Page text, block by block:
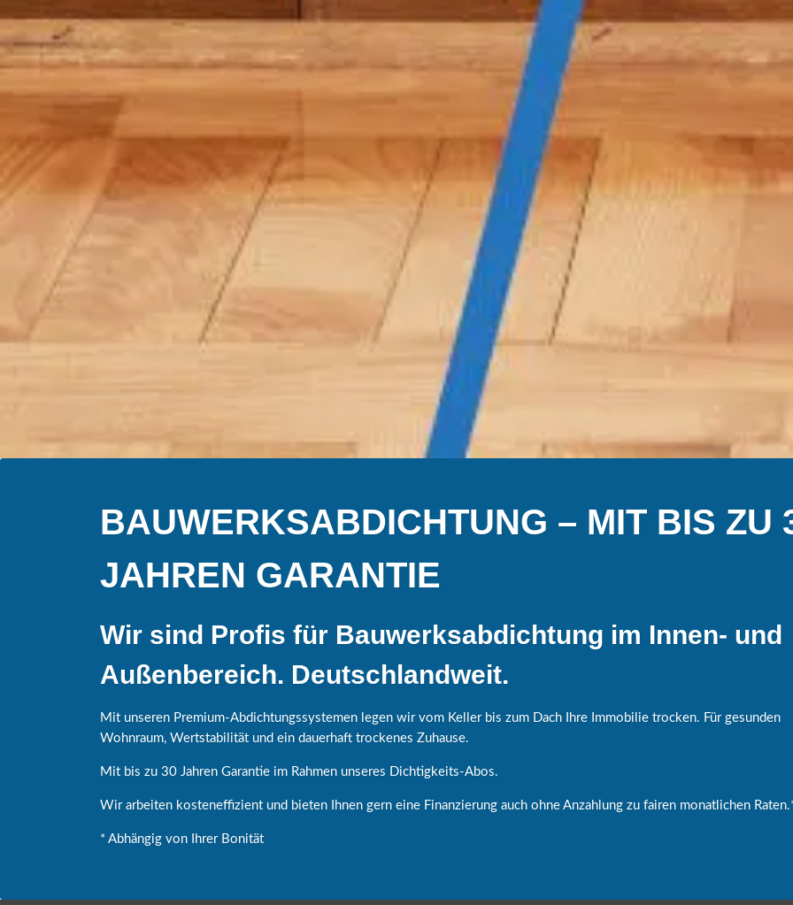
BAUWERKSABDICHTUNG – MIT BIS ZU
JAHREN GARANTIE
Wir sind Profis für Bauwerksabdichtung im Innen- und
Außenbereich. Deutschlandweit.
Mit unseren Premium-Abdichtungssystemen legen wir vom Keller bis zum Dach Ihre Immobilie trocken. Für gesunden
Wohnraum, Wertstabilität und ein dauerhaft trockenes Zuhause.
Mit bis zu 30 Jahren Garantie im Rahmen unseres Dichtigkeits-Abos.
Wir arbeiten kosteneffizient und bieten Ihnen gern eine Finanzierung auch ohne Anzahlung zu fairen monatlichen
* Abhängig von Ihrer Bonität